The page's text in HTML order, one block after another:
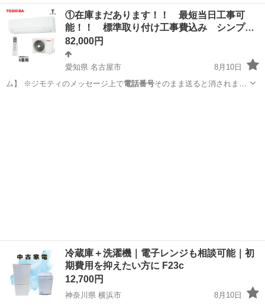
番号をメッセージ内に… まう為こちらから電話番号を提示する形に
神奈川 横浜市 キッチン家電 TWINBIRD
①在庫まだあります！！ 最短当日工事可
能！！ 標準取り付け工事費込み シンプ
ル…
82,000円
愛知県 名古屋市
8月10日
ム】 ※ジモティのメッセージ上で電話番号そのまま送ると消されます
冷蔵庫＋洗濯機｜電子レンジも相談可能｜初
期費用を抑えたい方に F23c
12,700円
神奈川県 横浜市
8月10日